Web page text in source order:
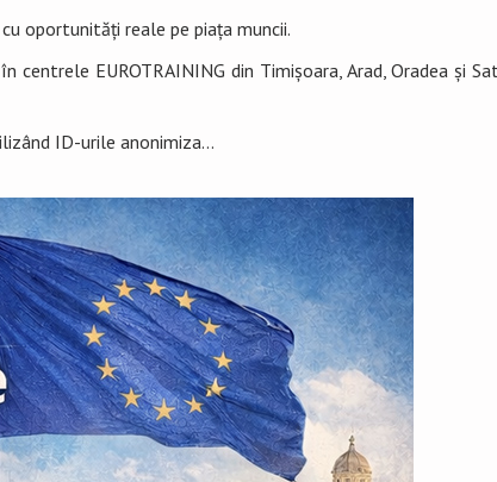
oportunități reale pe piața muncii.
EUROTRAINING din Timișoara, Arad, Oradea și
ID-urile anonimiza...